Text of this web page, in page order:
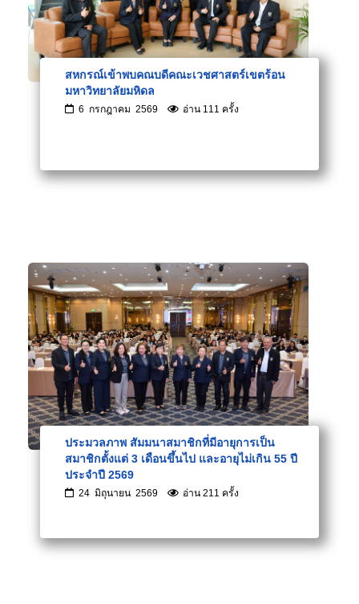
สหกรณ์เข้าพบคณบดีคณะเวชศาสตร์เขตร้อน
มหาวิทยาลัยมหิดล
6 กรกฎาคม 2569 อ่าน 111 ครั้ง
ประมวลภาพ สัมมนาสมาชิกที่มีอายุการเป็น
สมาชิกตั้งแต่ 3 เดือนขึ้นไป และอายุไม่เกิน 55 ปี
ประจำปี 2569
24 มิถุนายน 2569 อ่าน 211 ครั้ง